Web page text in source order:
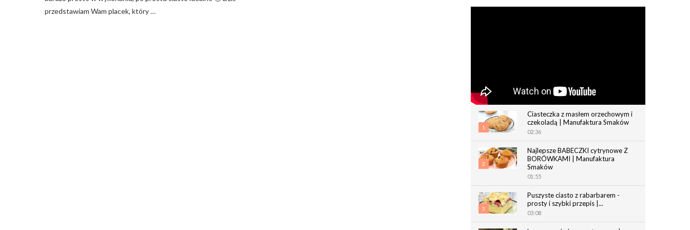
przedstawiam Wam placek, który …
1
Ciasteczka z masłem orzechowym i
czekoladą | Manufaktura Smaków
02:36
2
Najlepsze BABECZKI cytrynowe Z
BORÓWKAMI | Manufaktura
Smaków
01:55
3
Puszyste ciasto z rabarbarem -
prosty i szybki przepis |...
03:08